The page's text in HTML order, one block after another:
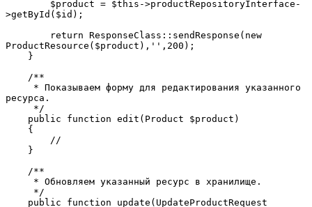
>getById($id);
ProductResource($product),'',200);
    }
    /**
ресурса.
     */
    public function edit(Product $product)
    {
        //
    }
    /**
     * Обновляем указанный ресурс в хранилище.
     */